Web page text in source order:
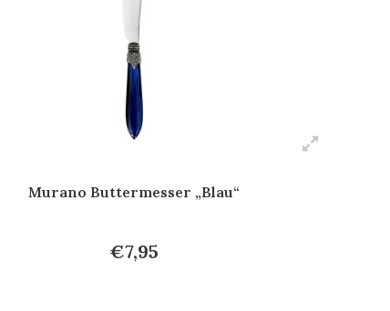
Murano Buttermesser „Blau“
€7,95